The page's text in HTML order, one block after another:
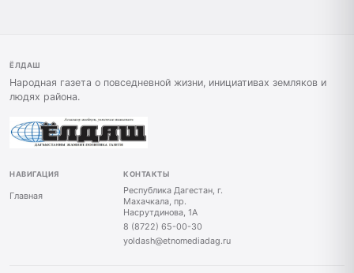
ЁЛДАШ
Народная газета о повседневной жизни, инициативах земляков и
людях района.
НАВИГАЦИЯ
Главная
КОНТАКТЫ
Республика Дагестан, г.
Махачкала, пр.
Насрутдинова, 1А
8 (8722) 65-00-30
yoldash@etnomediadag.ru